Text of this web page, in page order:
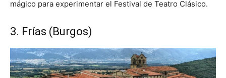
mágico para experimentar el Festival de Teatro Clásico.
3. Frías (Burgos)